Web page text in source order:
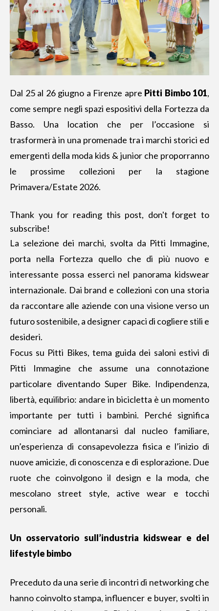
Dal 25 al 26 giugno a Firenze apre Pitti Bimbo 101,
come sempre negli spazi espositivi della Fortezza da
Basso. Una location che per l’occasione si
trasformerà in una promenade tra i marchi storici ed
emergenti della moda kids & junior che proporranno
le prossime collezioni per la stagione
Primavera/Estate 2026.
Thank you for reading this post, don't forget to
subscribe!
La selezione dei marchi, svolta da Pitti Immagine,
porta nella Fortezza quello che di più nuovo e
interessante possa esserci nel panorama kidswear
internazionale. Dai brand e collezioni con una storia
da raccontare alle aziende con una visione verso un
futuro sostenibile, a designer capaci di cogliere stili e
desideri.
Focus su Pitti Bikes, tema guida dei saloni estivi di
Pitti Immagine che assume una connotazione
particolare diventando Super Bike. Indipendenza,
libertà, equilibrio: andare in bicicletta è un momento
importante per tutti i bambini. Perché significa
cominciare ad allontanarsi dal nucleo familiare,
un’esperienza di consapevolezza fisica e l’inizio di
nuove amicizie, di conoscenza e di esplorazione. Due
ruote che coinvolgono il design e la moda, che
mescolano street style, active wear e tocchi
personali.
Un osservatorio sull’industria kidswear e del
lifestyle bimbo
Preceduto da una serie di incontri di networking che
hanno coinvolto stampa, influencer e buyer, svolti in